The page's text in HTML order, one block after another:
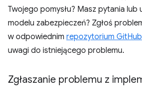
Twojego pomysłu? Masz pytania
modelu zabezpieczeń? Zgłoś
w odpowiednim repozytorium GitHub
uwagi do istniejącego problemu.
Zgłaszanie problemu z